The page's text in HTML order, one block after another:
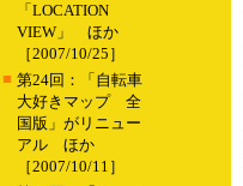
「LOCATION
VIEW」 ほか
［2007/10/25］
■ 第24回：「自転車
大好きマップ 全
国版」がリニュー
アル ほか
［2007/10/11］